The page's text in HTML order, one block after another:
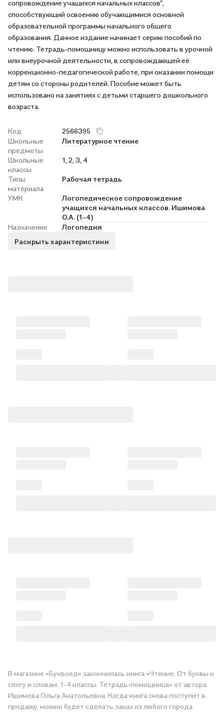
сопровождение учащихся начальных классов",
способствующий освоению обучающимися основной
образовательной программы начального общего
образования. Данное издание начинает серию пособий по
чтению. Тетрадь-помощницу можно использовать в урочной
или внеурочной деятельности, в сопровождающей её
коррекционно-педагогической работе, при оказании помощи
детям со стороны родителей. Пособие может быть
использовано на занятиях с детьми старшего дошкольного
возраста.
Код
2566395
Школьные
предметы
Литературное чтение
Школьные
классы
1, 2, 3, 4
Типы
материала
Рабочая тетрадь
УМК
Логопедическое сопровождение
учащихся начальных классов. Ишимова
О.А. (1-4)
Назначение
Логопедия
Раскрыть характеристики
В магазине «Буквоед» закончилась книга «Чтение. От буквы к
слогу и словам. 1-4 классы. Тетрадь-помощница» от автора
Ишимова Ольга Анатольевна. Когда книга снова поступит в
продажу, можно будет сделать заказ из любого города